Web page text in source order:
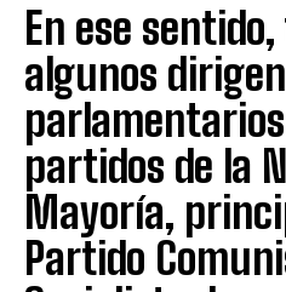
En ese
algunos
partidos de la
Mayoría,
Partido